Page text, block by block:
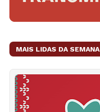
MAIS LIDAS DA SEMANA